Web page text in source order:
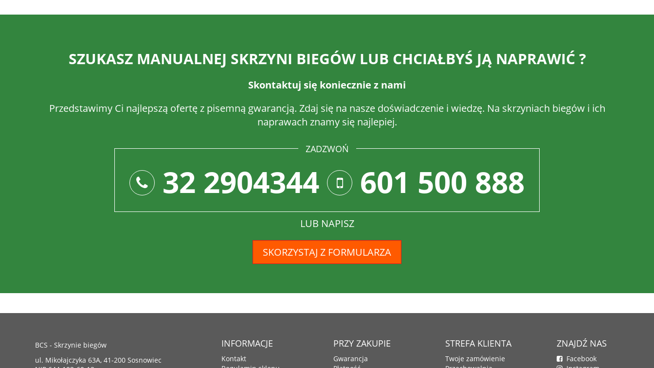
SZUKASZ MANUALNEJ SKRZYNI BIEGÓW LUB CHCIAŁBYŚ JĄ NAPRAWIĆ ?
Skontaktuj się koniecznie z nami
Przedstawimy Ci najlepszą ofertę z pisemną gwarancją. Zdaj się na nasze doświadczenie i wiedzę. Na skrzyniach biegów i ich
naprawach znamy się najlepiej.
ZADZWOŃ
32 2904344 601 500 888
LUB NAPISZ
SKORZYSTAJ Z FORMULARZA
BCS - Skrzynie biegów
ul. Mikołajczyka 63A, 41-200 Sosnowiec
INFORMACJE
Kontakt
PRZY ZAKUPIE
Gwarancja
STREFA KLIENTA
Twoje zamówienie
ZNAJDŹ NAS
Facebook